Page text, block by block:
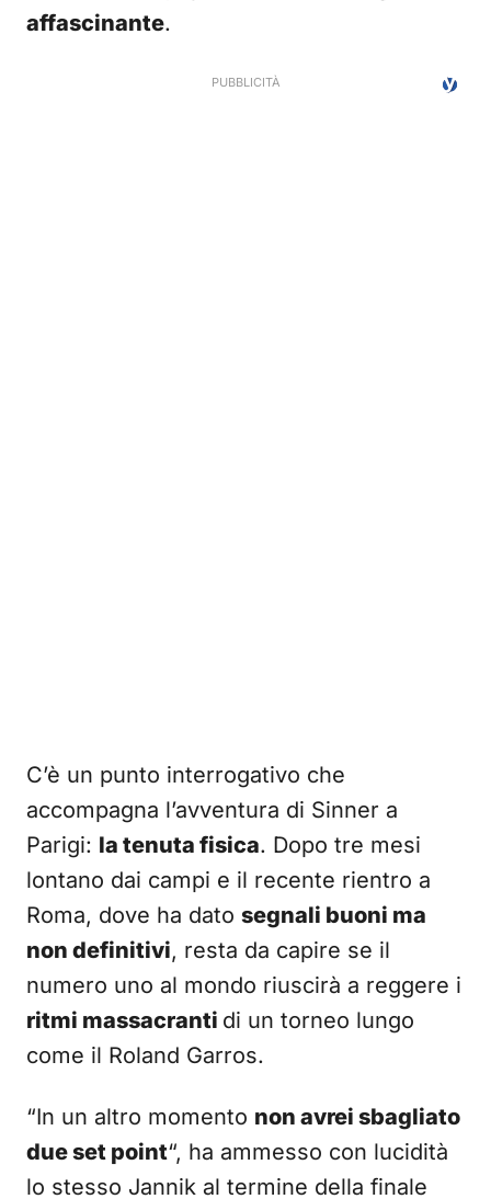
affascinante.
C’è un punto interrogativo che
accompagna l’avventura di Sinner a
Parigi: la tenuta fisica. Dopo tre mesi
lontano dai campi e il recente rientro a
Roma, dove ha dato segnali buoni ma
non definitivi, resta da capire se il
numero uno al mondo riuscirà a reggere i
ritmi massacranti di un torneo lungo
come il Roland Garros.
“In un altro momento non avrei sbagliato
due set point“, ha ammesso con lucidità
lo stesso Jannik al termine della finale